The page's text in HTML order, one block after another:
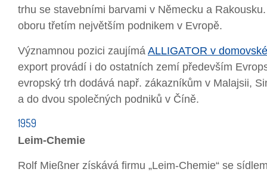
trhu se stavebními barvami v Německu a
oboru třetím největším podnikem v Evropě.
Významnou pozici zaujímá ALLIGATOR v
export provádí i do ostatních zemí především
evropský trh dodává např. zákazníkům v Malajsii,
a do dvou společných podniků v Číně.
1959
Leim-Chemie
Rolf Mießner získává firmu „Leim-Chemie“ se